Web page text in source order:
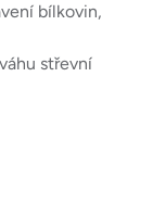
bílkovin,
střevní